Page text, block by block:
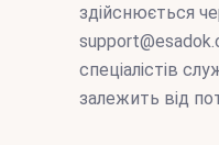
здійснюється
спеціалістів
залежить від